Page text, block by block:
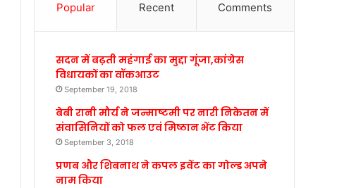
Popular Recent Comments
सदन में बढ़ती महंगाई का मुद्दा गूंजा,कांग्रेस
विधायकों का वॉकआउट
September 19, 2018
बेबी रानी मौर्य ने जन्माष्टमी पर नारी निकेतन में
संवासिनियों को फल एवं मिष्ठान भेंट किया
September 3, 2018
प्रणब और शिबनाथ ने कपल इवेंट का गोल्ड अपने
नाम किया